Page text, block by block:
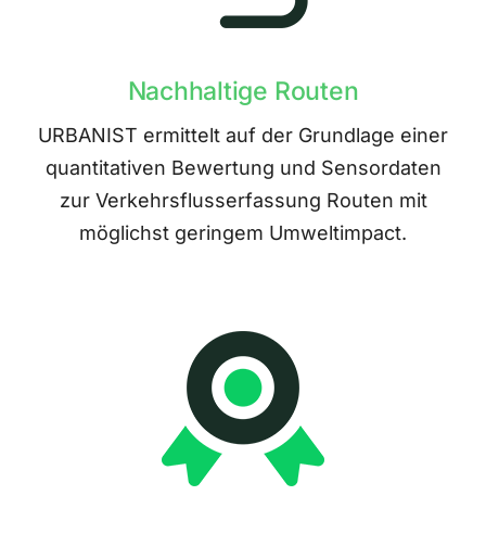
Nachhaltige Routen
URBANIST ermittelt auf der Grundlage einer
quantitativen Bewertung und Sensordaten
zur Verkehrsflusserfassung Routen mit
möglichst geringem Umweltimpact.